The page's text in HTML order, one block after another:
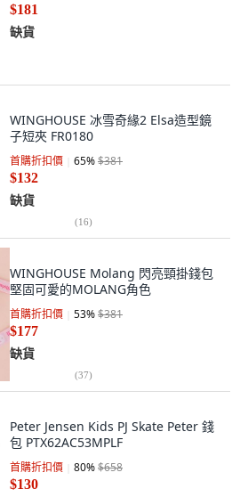
$181
缺貨
WINGHOUSE 冰雪奇緣2 Elsa造型鏡
子短夾 FR0180
首購折扣價 65%$381
$132
缺貨
(16)
WINGHOUSE Molang 閃亮頸掛錢包
堅固可愛的MOLANG角色
首購折扣價 53%$381
$177
缺貨
(37)
Peter Jensen Kids PJ Skate Peter 錢
包 PTX62AC53MPLF
首購折扣價 80%$658
$130